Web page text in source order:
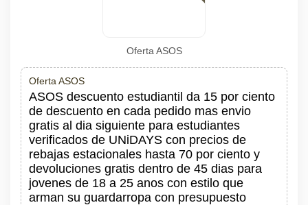
Oferta ASOS
Oferta ASOS
ASOS descuento estudiantil da 15 por ciento
de descuento en cada pedido mas envio
gratis al dia siguiente para estudiantes
verificados de UNiDAYS con precios de
rebajas estacionales hasta 70 por ciento y
devoluciones gratis dentro de 45 dias para
jovenes de 18 a 25 anos con estilo que
arman su guardarropa con presupuesto